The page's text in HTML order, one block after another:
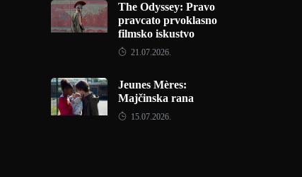
The Odyssey: Pravo
pravcato prvoklasno
filmsko iskustvo
21.07.2026.
Jeunes Mères:
Majčinska rana
15.07.2026.